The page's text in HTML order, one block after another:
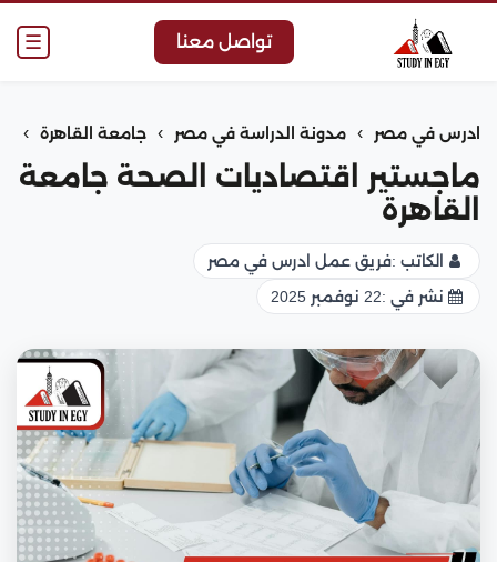
☰ تواصل معنا
ادرس في مصر › مدونة الدراسة في مصر › جامعة القاهرة ›
ماجستير اقتصاديات الصحة جامعة
القاهرة
الكاتب :فريق عمل ادرس في مصر
نشر في :22 نوفمبر 2025